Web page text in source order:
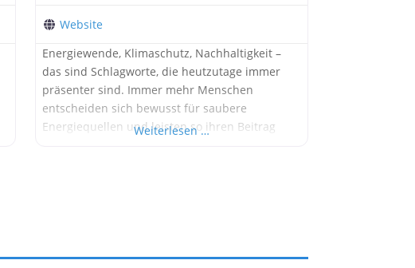
Website
Energiewende, Klimaschutz, Nachhaltigkeit –
das sind Schlagworte, die heutzutage immer
präsenter sind. Immer mehr Menschen
entscheiden sich bewusst für saubere
Energiequellen und leisten so ihren Beitrag
Weiterlesen …